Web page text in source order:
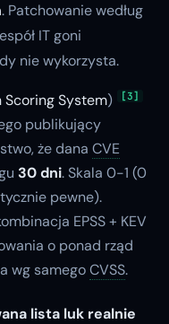
. Patchowanie według
IT goni
nie wykorzysta.
System) [3]
publikujący
że dana CVE
30 dni. Skala 0-1 (0
pewne).
EPSS + KEV
o ponad rząd
wg samegoCVSS.
lista luk realnie